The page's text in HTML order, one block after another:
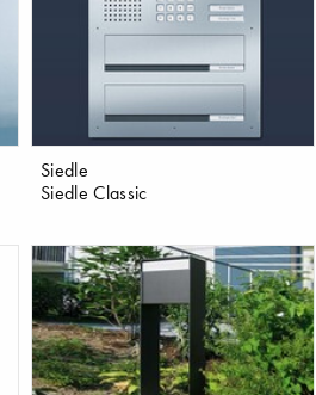
Siedle
Siedle Classic